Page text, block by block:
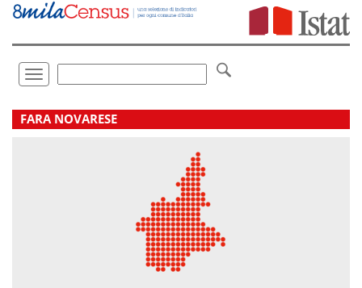
Vai
direttamente
Toggle
navigation
.
FARA NOVARESE